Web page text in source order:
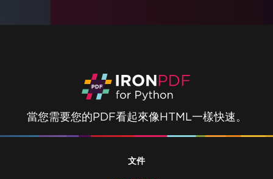
當您需要您的PDF看起來像HTML一樣快速。
文件